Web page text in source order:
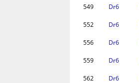
549
Dr6
552
Dr6
556
Dr6
559
Dr6
562
Dr6